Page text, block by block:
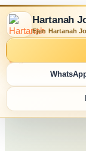
Hartanah
Ejen Hartanah